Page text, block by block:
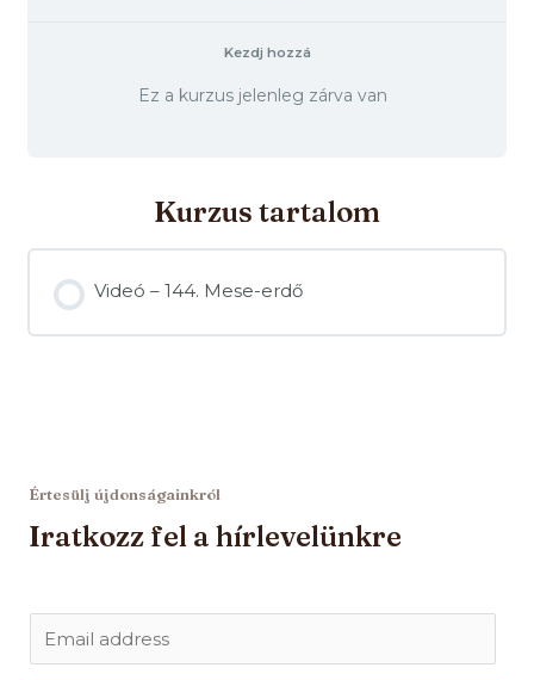
Kezdj hozzá
Ez a kurzus jelenleg zárva van
Kurzus tartalom
Videó – 144. Mese-erdő
Értesülj újdonságainkról
Iratkozz fel a hírlevelünkre
m